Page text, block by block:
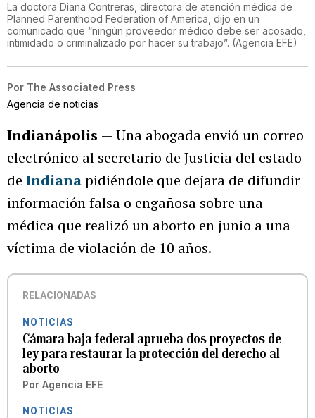
La doctora Diana Contreras, directora de atención médica de
Planned Parenthood Federation of America, dijo en un
comunicado que “ningún proveedor médico debe ser acosado,
intimidado o criminalizado por hacer su trabajo”. (Agencia EFE)
Por The Associated Press
Agencia de noticias
Indianápolis — Una abogada envió un correo
electrónico al secretario de Justicia del estado
de Indianapidiéndole que dejara de difundir
información falsa o engañosa sobre una
médica que realizó un aborto en junio a una
víctima de violación de 10 años.
RELACIONADAS
NOTICIAS
Cámara baja federal aprueba dos proyectos de
ley para restaurar la protección del derecho al
aborto
Por Agencia EFE
NOTICIAS